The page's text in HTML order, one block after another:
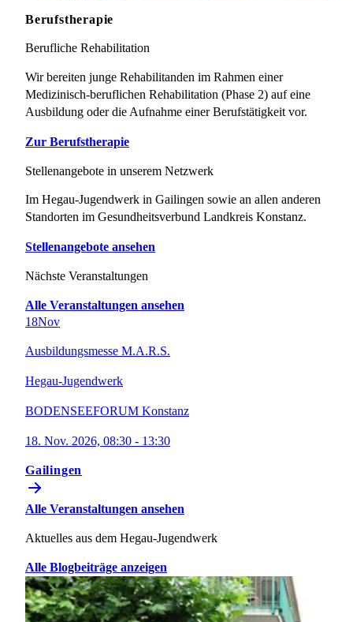
Berufstherapie
Berufliche Rehabilitation
Wir bereiten junge Rehabilitanden im Rahmen einer
Medizinisch-beruflichen Rehabilitation (Phase 2) auf eine
Ausbildung oder die Aufnahme einer Berufstätigkeit vor.
Zur Berufstherapie
Stellenangebote in unserem Netzwerk
Im Hegau-Jugendwerk in Gailingen sowie an allen anderen
Standorten im Gesundheitsverbund Landkreis Konstanz.
Stellenangebote ansehen
Nächste Veranstaltungen
Alle Veranstaltungen ansehen
18Nov
Ausbildungsmesse M.A.R.S.
Hegau-Jugendwerk
BODENSEEFORUM Konstanz
18. Nov. 2026, 08:30 - 13:30
Gailingen
Alle Veranstaltungen ansehen
Aktuelles aus dem Hegau-Jugendwerk
Alle Blogbeiträge anzeigen